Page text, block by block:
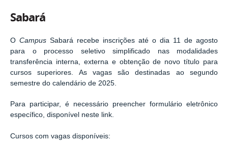
Sabará
O Campus Sabará recebe inscrições até o dia 11 de agosto
para o processo seletivo simplificado nas modalidades
transferência interna, externa e obtenção de novo título para
cursos superiores. As vagas são destinadas ao segundo
semestre do calendário de 2025.
Para participar, é necessário preencher formulário eletrônico
específico, disponível neste link.
Cursos com vagas disponíveis: